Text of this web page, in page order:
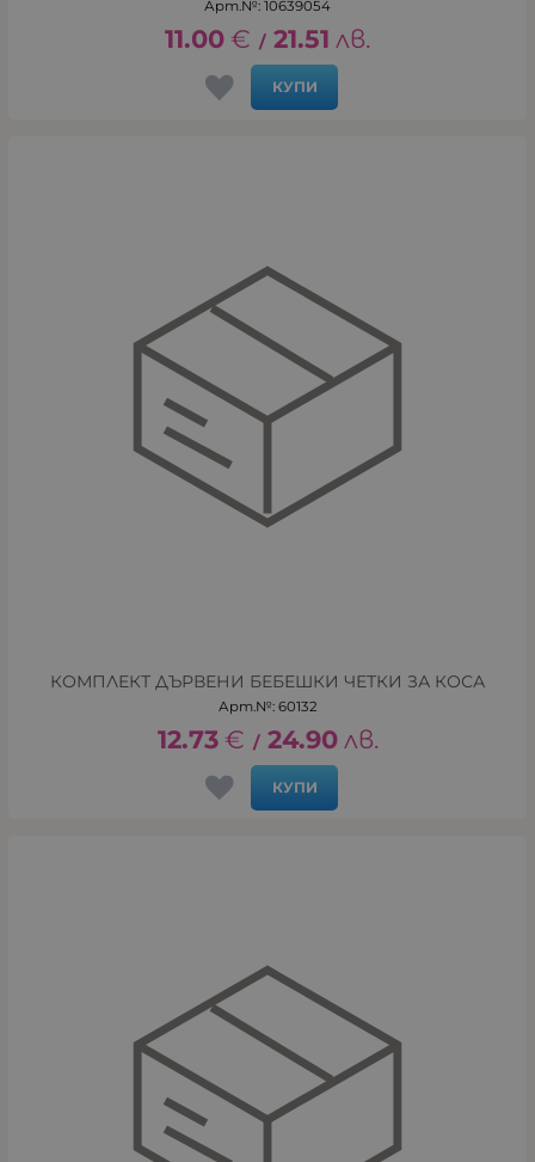
Арт.№: 10639054
11.00 € / 21.51 лв.
КУПИ
КОМПЛЕКТ ДЪРВЕНИ БЕБЕШКИ ЧЕТКИ ЗА КОСА
Арт.№: 60132
12.73 € / 24.90 лв.
КУПИ